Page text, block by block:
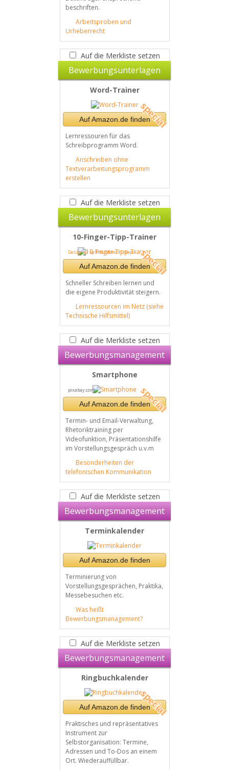
beschriften.
Arbeitsproben und
Urheberrecht
Auf die Merkliste setzen
Bewerbungsunterlagen
Word-Trainer
Auf Amazon.de finden
Lernressouren für das
Schreibprogramm Word.
Anschreiben ohne
Textverarbeitungsprogramm
erstellen
Auf die Merkliste setzen
Bewerbungsunterlagen
10-Finger-Tipp-Trainer
Designed by Pressfoto / Freepik
Auf Amazon.de finden
Schneller Schreiben lernen und
die eigene Produktivität steigern.
Lernressourcen im Netz (siehe
Technische Hilfsmittel)
Auf die Merkliste setzen
Bewerbungsmanagement
Smartphone
pixabay.com
Auf Amazon.de finden
Termin- und Email-Verwaltung,
Rhetoriktraining per
Videofunktion, Präsentationshilfe
im Vorstellungsgespräch u.v.m
Besonderheiten der
telefonischen Kommunikation
Auf die Merkliste setzen
Bewerbungsmanagement
Terminkalender
Auf Amazon.de finden
Terminierung von
Vorstellungsgesprächen, Praktika,
Messebesuchen etc.
Was heißt
Bewerbungsmanagement?
Auf die Merkliste setzen
Bewerbungsmanagement
Ringbuchkalender
Auf Amazon.de finden
Praktisches und repräsentatives
Instrument zur
Selbstorganisation: Termine,
Adressen und To-Dos an einem
Ort. Wiederauffüllbar.